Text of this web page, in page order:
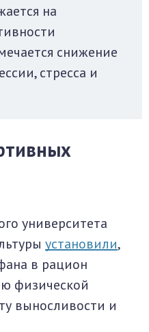
на
снижение
стресса и
университета
установили,
в рацион
физической
выносливости и